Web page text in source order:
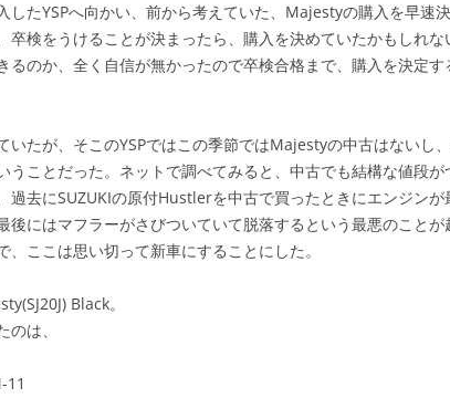
したYSPへ向かい、前から考えていた、Majestyの購入を早速決
卒検をうけることが決まったら、購入を決めていたかもしれ
るのか、全く自信が無かったので卒検合格まで、購入を決定す
いたが、そこのYSPではこの季節ではMajestyの中古はないし
うことだった。ネットで調べてみると、中古でも結構な値段が
過去にSUZUKIの原付Hustlerを中古で買ったときにエンジンが
後にはマフラーがさびついていて脱落するという最悪のことが
、ここは思い切って新車にすることにした。
Black。
は、
11